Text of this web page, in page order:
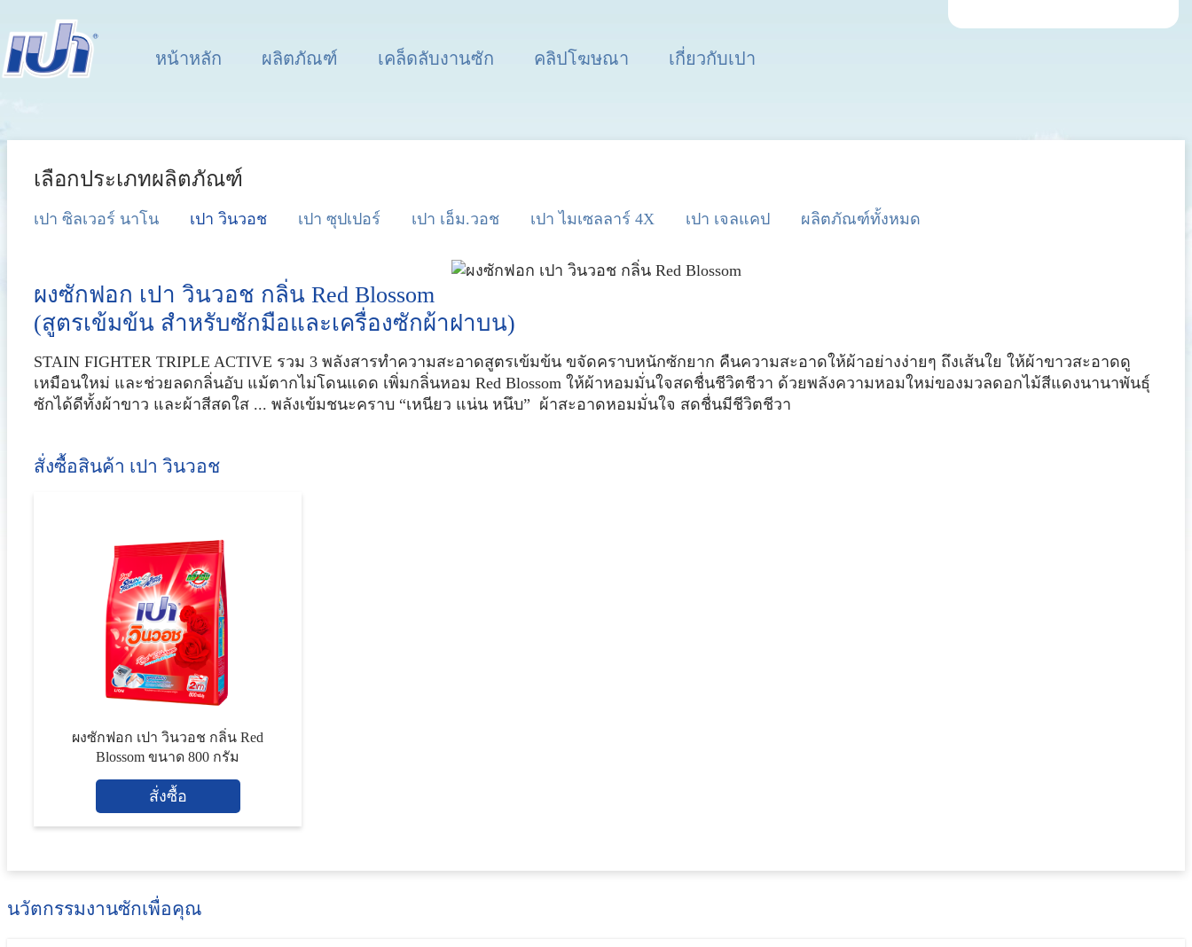
หน้าหลัก ผลิตภัณฑ์ เคล็ดลับงานซัก คลิปโฆษณา เกี่ยวกับเปา
เลือกประเภทผลิตภัณฑ์
เปา ซิลเวอร์ นาโน เปา วินวอช เปา ซุปเปอร์ เปา เอ็ม.วอช เปา ไมเซลลาร์ 4X เปา เจลแคป ผลิตภัณฑ์ทั้งหมด
ผงซักฟอก เปา วินวอช กลิ่น Red Blossom
(สูตรเข้มข้น สำหรับซักมือและเครื่องซักผ้าฝาบน)
STAIN FIGHTER TRIPLE ACTIVE รวม 3 พลังสารทำความสะอาดสูตรเข้มข้น ขจัดคราบหนักซักยาก คืนความสะอาดให้ผ้าอย่างง่ายๆ ถึงเส้นใย ให้ผ้าขาวสะอาดดู
เหมือนใหม่ และช่วยลดกลิ่นอับ แม้ตากไม่โดนแดด เพิ่มกลิ่นหอม Red Blossom ให้ผ้าหอมมั่นใจสดชื่นชีวิตชีวา ด้วยพลังความหอมใหม่ของมวลดอกไม้สีแดงนานาพันธุ์
ซักได้ดีทั้งผ้าขาว และผ้าสีสดใส ... พลังเข้มชนะคราบ “เหนียว แน่น หนึบ” ผ้าสะอาดหอมมั่นใจ สดชื่นมีชีวิตชีวา
สั่งซื้อสินค้า เปา วินวอช
ผงซักฟอก เปา วินวอช กลิ่น Red
Blossom ขนาด 800 กรัม
สั่งซื้อ
นวัตกรรมงานซักเพื่อคุณ